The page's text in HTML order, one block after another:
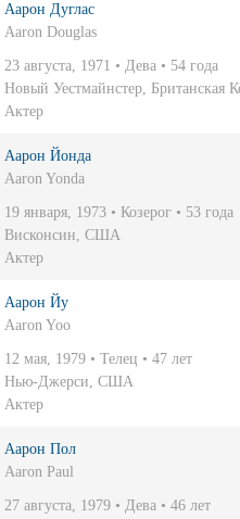
Аарон Дуглас
Aaron Douglas
23 августа, 1971 • Дева • 54 года
Новый Уестмайнстер, Британская
Актер
Аарон Йонда
Aaron Yonda
19 января, 1973 • Козерог • 53 года
Висконсин, США
Актер
Аарон Йу
Aaron Yoo
12 мая, 1979 • Телец • 47 лет
Нью-Джерси, США
Актер
Аарон Пол
Aaron Paul
27 августа, 1979 • Дева • 46 лет